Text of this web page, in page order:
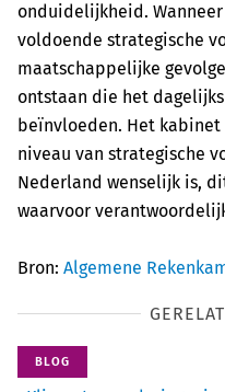
onduidelijkheid.
voldoende strategische
maatschappelijke
ontstaan die het
beïnvloeden. Het
niveau van strategische
Nederland wenselijk is,
waarvoor
Bron: Algemene
BLOG